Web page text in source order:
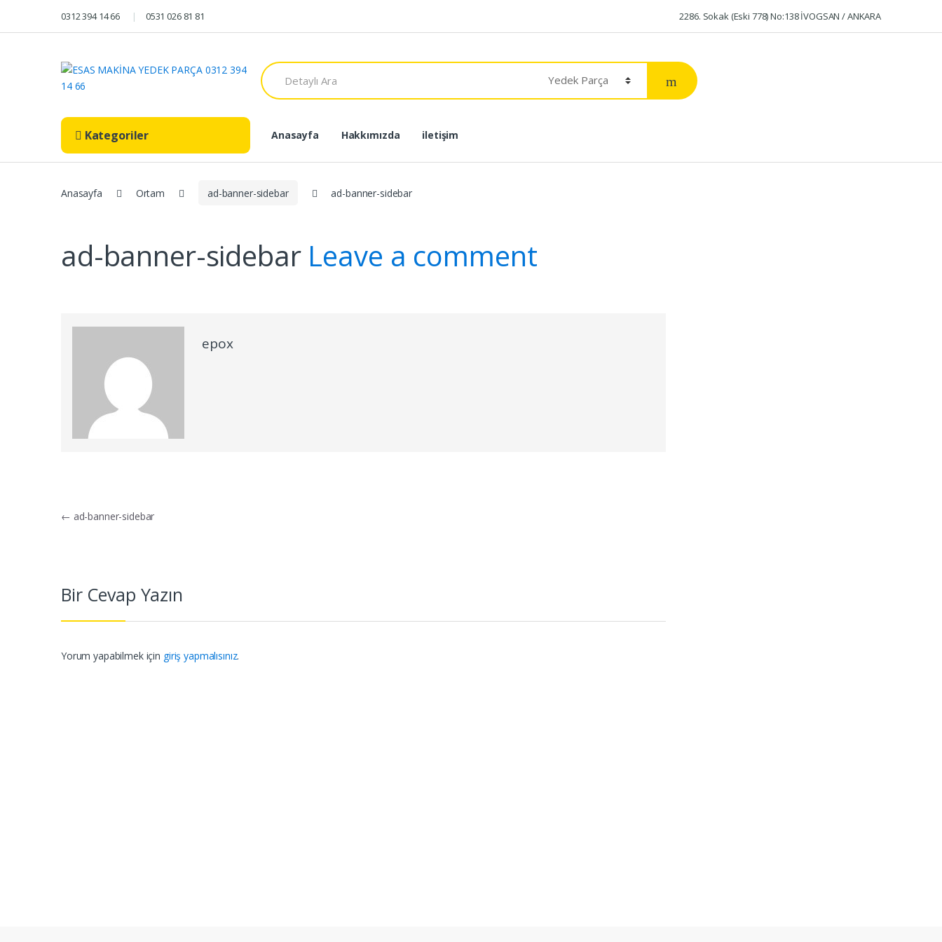
0312 394 14 66 0531 026 81 81 2286. Sokak (Eski 778) No:138 İVOGSAN / ANKARA
S
e
a
Kategoriler Anasayfa Hakkımızda iletişim
Anasayfa Ortam ad-banner-sidebar ad-banner-sidebar
ad-banner-sidebar Leave a comment
epox
Yazı dolaşımı
← ad-banner-sidebar
Bir Cevap Yazın
Yorum yapabilmek için giriş yapmalısınız.